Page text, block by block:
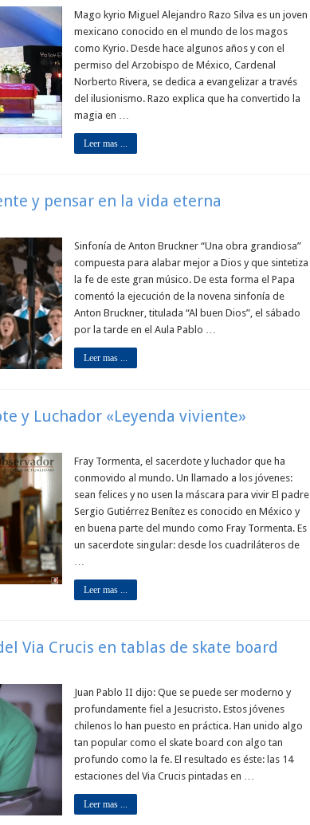
Mago kyrio Miguel Alejandro Razo Silva es un joven
mexicano conocido en el mundo de los magos
como Kyrio. Desde hace algunos años y con el
permiso del Arzobispo de México, Cardenal
Norberto Rivera, se dedica a evangelizar a través
del ilusionismo. Razo explica que ha convertido la
magia en …
Leer mas ...
y pensar en la vida eterna
Sinfonía de Anton Bruckner “Una obra grandiosa”
compuesta para alabar mejor a Dios y que sintetiza
la fe de este gran músico. De esta forma el Papa
comentó la ejecución de la novena sinfonía de
Anton Bruckner, titulada “Al buen Dios”, el sábado
por la tarde en el Aula Pablo …
Leer mas ...
y Luchador «Leyenda viviente»
Fray Tormenta, el sacerdote y luchador que ha
conmovido al mundo. Un llamado a los jóvenes:
sean felices y no usen la máscara para vivir El padre
Sergio Gutiérrez Benítez es conocido en México y
en buena parte del mundo como Fray Tormenta. Es
un sacerdote singular: desde los cuadriláteros de
…
Leer mas ...
Via Crucis en tablas de skate board
Juan Pablo II dijo: Que se puede ser moderno y
profundamente fiel a Jesucristo. Estos jóvenes
chilenos lo han puesto en práctica. Han unido algo
tan popular como el skate board con algo tan
profundo como la fe. El resultado es éste: las 14
estaciones del Via Crucis pintadas en …
Leer mas ...